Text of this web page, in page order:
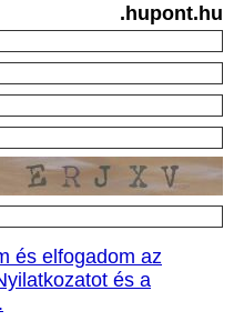
.hupont.hu
és elfogadom az
és a